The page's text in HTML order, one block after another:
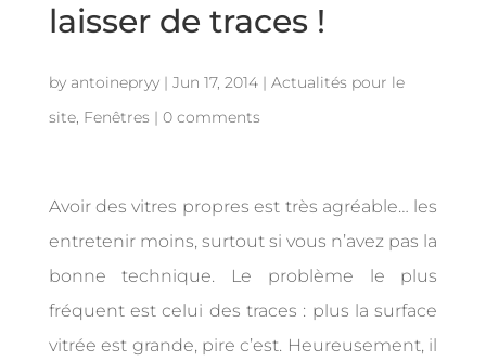
laisser de traces !
by antoinepryy| Jun 17, 2014| Actualités pour le
site, Fenêtres | 0 comments
Avoir des vitres propres est très agréable… les
entretenir moins, surtout si vous n’avez pas la
bonne technique. Le problème le plus
fréquent est celui des traces : plus la surface
vitrée est grande, pire c’est. Heureusement, il